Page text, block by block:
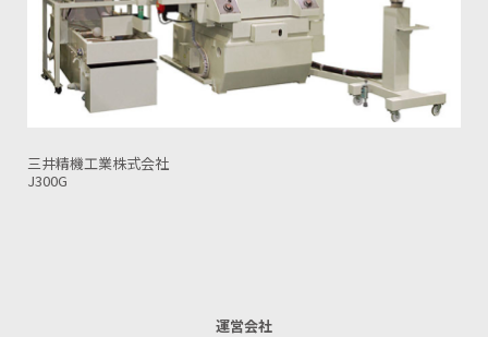
三井精機工業株式会社
運営会社